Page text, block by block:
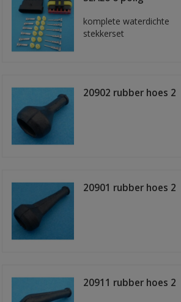
komplete waterdichte
stekkerset
20902 rubber hoes 2
20901 rubber hoes 2
20911 rubber hoes 2